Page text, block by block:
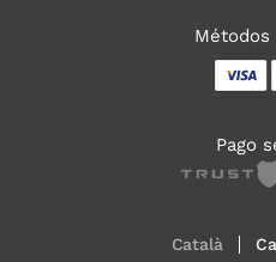
Métodos
Pago
Català